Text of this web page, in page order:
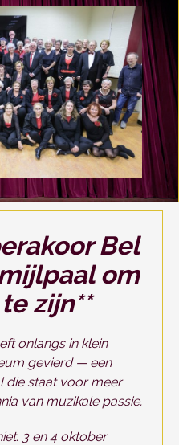
Bel
om
zijn**
onlangs in klein
gevierd — een
die staat voor meer
van muzikale passie.
3 en 4 oktober